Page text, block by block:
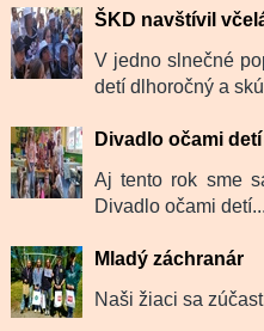
ŠKD navštívil
V jedno slnečné
detí dlhoročný a
Divadlo očami detí
Aj tento rok sme
Divadlo očami
Mladý záchranár
Naši žiaci sa